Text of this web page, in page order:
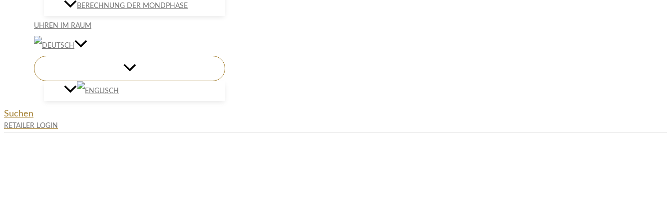
BERECHNUNG DER MONDPHASE
UHREN IM RAUM
Suchen
RETAILER LOGIN